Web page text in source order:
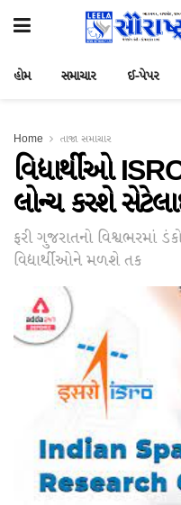
હોમ સમાચાર ઈ-પેપર
Home તાજા સમાચાર
વિદ્યાર્થીઓ
લોન્ચ કરશે
ફરી ગુજરાતનો વિશ્વભરમાં
વિદ્યાર્થીઓને મળશે તક